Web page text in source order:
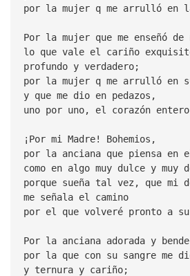
por la mujer q me arrulló en
Por la mujer que me enseñó de
lo que vale el cariño
profundo y verdadero;
por la mujer q me arrulló en
y que me dio en pedazos,
uno por uno, el corazón entero
¡Por mi Madre! Bohemios,
por la anciana que piensa en
como en algo muy dulce y muy
porque sueña tal vez, que mi
me señala el camino
por el que volveré pronto a
Por la anciana adorada y
por la que con su sangre me
y ternura y cariño;